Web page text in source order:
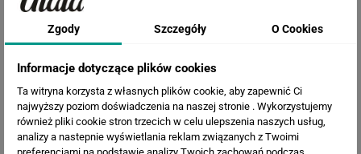
Zgody Szczegóły O Cookies
Informacje dotyczące plików cookies
Ta witryna korzysta z własnych plików cookie, aby zapewnić Ci
najwyższy poziom doświadczenia na naszej stronie . Wykorzystujemy
również pliki cookie stron trzecich w celu ulepszenia naszych usług,
analizy a nastepnie wyświetlania reklam związanych z Twoimi